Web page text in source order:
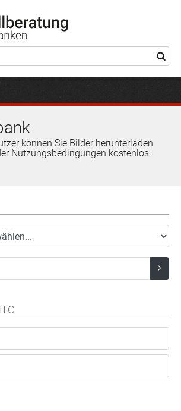
können Sie Bilder herunterladen
Nutzungsbedingungen kostenlos